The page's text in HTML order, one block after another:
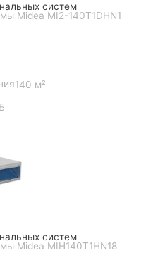
систем
Midea MI2-140T1DHN1
140 м²
систем
Midea MIH140T1HN18